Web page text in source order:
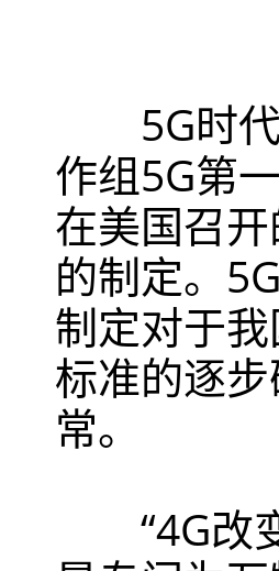
5G时
作组5G第
在美国召
的制定。
制定对于
标准的逐
常。
“4G改变